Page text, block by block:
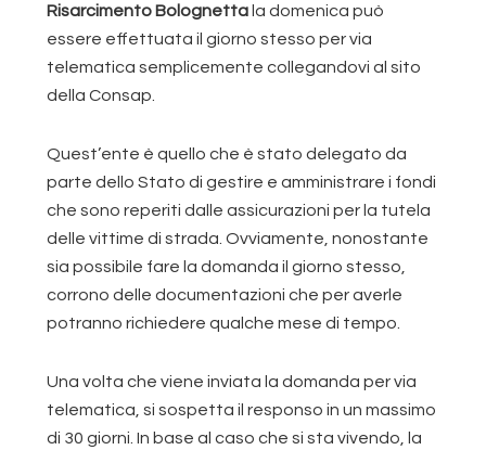
Risarcimento Bolognetta la domenica può
essere effettuata il giorno stesso per via
telematica semplicemente collegandovi al sito
della Consap.
Quest’ente è quello che è stato delegato da
parte dello Stato di gestire e amministrare i fondi
che sono reperiti dalle assicurazioni per la tutela
delle vittime di strada. Ovviamente, nonostante
sia possibile fare la domanda il giorno stesso,
corrono delle documentazioni che per averle
potranno richiedere qualche mese di tempo.
Una volta che viene inviata la domanda per via
telematica, si sospetta il responso in un massimo
di 30 giorni. In base al caso che si sta vivendo, la